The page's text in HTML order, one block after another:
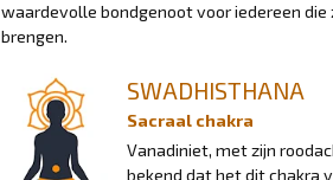
waardevolle bondgenoot voor iedereen
brengen.
SWADHISTHANA
Sacraal chakra
Vanadiniet, met zijn
bekend dat het dit chakra